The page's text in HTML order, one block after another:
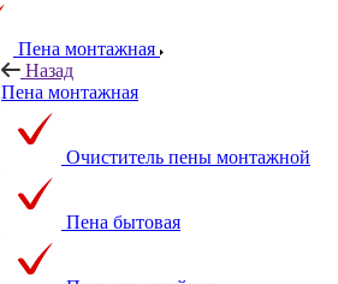
Пена монтажная
Назад
Пена монтажная
Очиститель пены монтажной
Пена бытовая